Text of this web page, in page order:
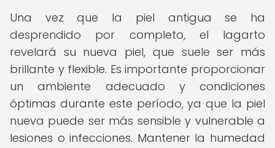
Una vez que la piel antigua se ha
desprendido por completo, el lagarto
revelará su nueva piel, que suele ser más
brillante y flexible. Es importante proporcionar
un ambiente adecuado y condiciones
óptimas durante este período, ya que la piel
nueva puede ser más sensible y vulnerable a
lesiones o infecciones. Mantener la humedad